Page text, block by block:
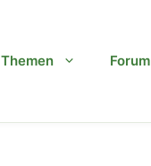
Themen Forum